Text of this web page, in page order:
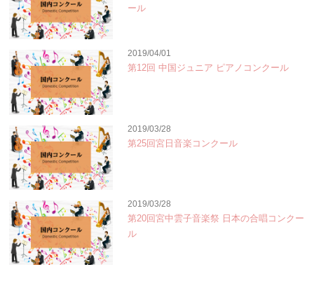
ール
2019/04/01
第12回 中国ジュニア ピアノコンクール
2019/03/28
第25回宮日音楽コンクール
2019/03/28
第20回宮中雲子音楽祭 日本の合唱コンクー
ル